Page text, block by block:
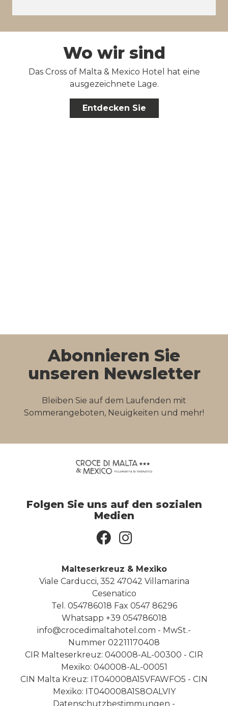
Wo wir sind
Das Cross of Malta & Mexico Hotel hat eine
ausgezeichnete Lage.
Entdecken Sie
Abonnieren Sie
unseren Newsletter
Bleiben Sie auf dem Laufenden mit
Sommerangeboten, Neuigkeiten und mehr!
Folgen Sie uns auf den sozialen
Medien
Malteserkreuz & Mexiko
Viale Carducci, 352 47042 Villamarina
Cesenatico
Tel. 054786018 Fax 0547 86296
Whatsapp +39 054786018
info@crocedimaltahotel.com - MwSt.-
Nummer 02211170408
CIR Malteserkreuz: 040008-AL-00300 - CIR
Mexiko: 040008-AL-00051
CIN Malta Kreuz: IT040008A15VFAWFO5 - CIN
Mexiko: IT040008A1S8OALVIY
Datenschutzbestimmungen -